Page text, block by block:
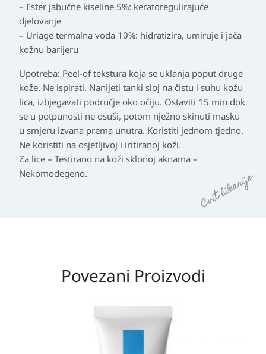
– Ester jabučne kiseline 5%: keratoregulirajuće
djelovanje
– Uriage termalna voda 10%: hidratizira, umiruje i jača
kožnu barijeru
Upotreba: Peel-of tekstura koja se uklanja poput druge
kože. Ne ispirati. Nanijeti tanki sloj na čistu i suhu kožu
lica, izbjegavati područje oko očiju. Ostaviti 15 min dok
se u potpunosti ne osuši, potom nježno skinuti masku
u smjeru izvana prema unutra. Koristiti jednom tjedno.
Ne koristiti na osjetljivoj i iritiranoj koži.
Za lice – Testirano na koži sklonoj aknama –
Nekomodegeno.
Povezani Proizvodi